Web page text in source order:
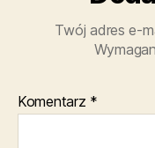
Twój adres e-
Komentarz *